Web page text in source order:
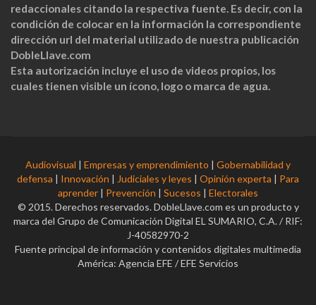
redaccionales citando la respectiva fuente. Es decir, con la
condición de colocar en la información la correspondiente
dirección url del material utilizado de nuestra publicación
DobleLlave.com
Esta autorización incluye el uso de videos propios, los
cuales tienen visible un ícono, logo o marca de agua.
Audiovisual | Empresas y emprendimiento | Gobernabilidad y
defensa | Innovación | Judiciales y leyes | Opinión experta | Para
aprender | Prevención | Sucesos | Electorales
© 2015. Derechos reservados. DobleLlave.com es un producto y
marca del Grupo de Comunicación Digital EL SUMARIO, C.A. / RIF:
J-40582970-2
Fuente principal de información y contenidos digitales multimedia
América: Agencia EFE / EFE Servicios